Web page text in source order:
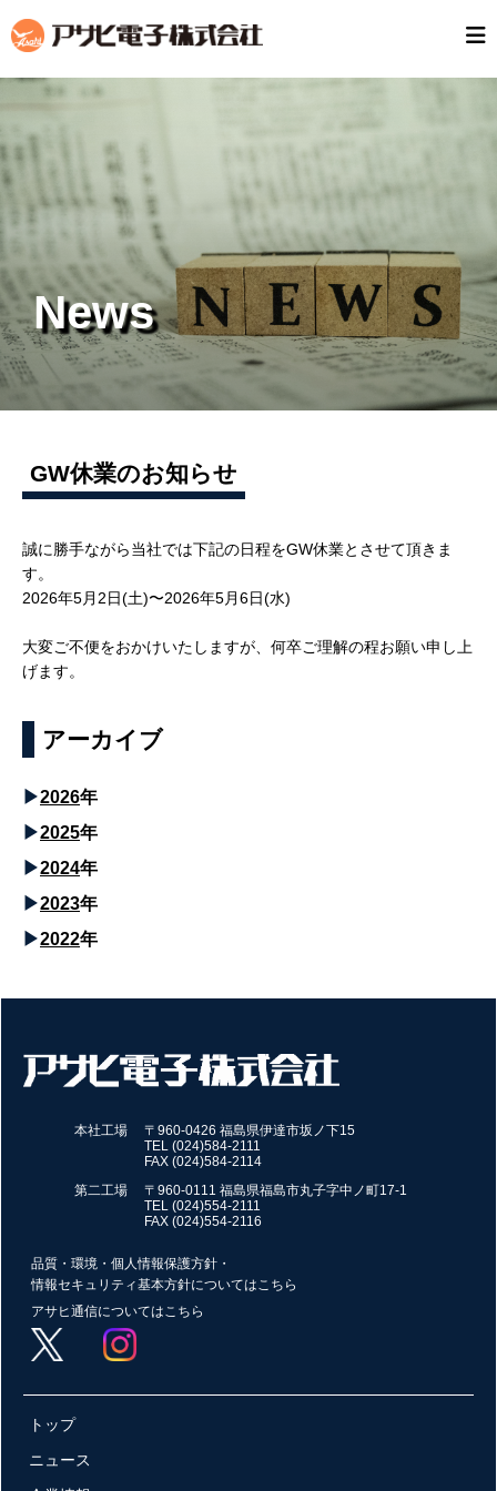
News
アーカイブ
2026年
2025年
2024年
2023年
2022年
GW休業のお知らせ
誠に勝手ながら当社では下記の日程をGW休業とさせて頂きま
す。
2026年5月2日(土)〜2026年5月6日(水)
大変ご不便をおかけいたしますが、何卒ご理解の程お願い申し上
げます。
本社工場
〒960-0426 福島県伊達市坂ノ下15
TEL (024)584-2111
FAX (024)584-2114
第二工場
〒960-0111 福島県福島市丸子字中ノ町17-1
TEL (024)554-2111
FAX (024)554-2116
品質・環境・個人情報保護方針・
情報セキュリティ基本方針についてはこちら
アサヒ通信についてはこちら
トップ
ニュース